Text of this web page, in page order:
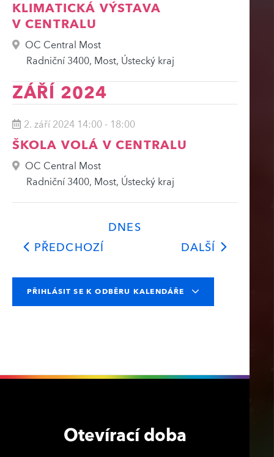
KLIMATICKÁ VÝSTAVA
V CENTRALU
OC Central Most
Radniční 3400, Most, Ústecký kraj
ZÁŘÍ 2024
2. září 2024 14:00- 18:00
ŠKOLA VOLÁ V CENTRALU
OC Central Most
Radniční 3400, Most, Ústecký kraj
PŘEDCHOZÍ
DNES
DALŠÍ
PŘIHLÁSIT SE K ODBĚRU KALENDÁŘE
Otevírací doba